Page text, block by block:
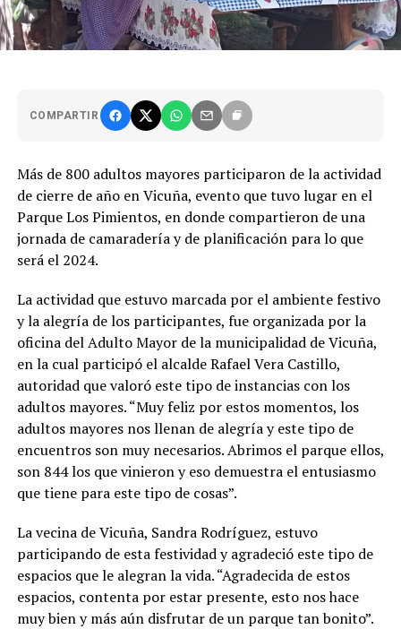
COMPARTIR
Más de 800 adultos mayores participaron de la actividad
de cierre de año en Vicuña, evento que tuvo lugar en el
Parque Los Pimientos, en donde compartieron de una
jornada de camaradería y de planificación para lo que
será el 2024.
La actividad que estuvo marcada por el ambiente festivo
y la alegría de los participantes, fue organizada por la
oficina del Adulto Mayor de la municipalidad de Vicuña,
en la cual participó el alcalde Rafael Vera Castillo,
autoridad que valoró este tipo de instancias con los
adultos mayores. “Muy feliz por estos momentos, los
adultos mayores nos llenan de alegría y este tipo de
encuentros son muy necesarios. Abrimos el parque ellos,
son 844 los que vinieron y eso demuestra el entusiasmo
que tiene para este tipo de cosas”.
La vecina de Vicuña, Sandra Rodríguez, estuvo
participando de esta festividad y agradeció este tipo de
espacios que le alegran la vida. “Agradecida de estos
espacios, contenta por estar presente, esto nos hace
muy bien y más aún disfrutar de un parque tan bonito”.